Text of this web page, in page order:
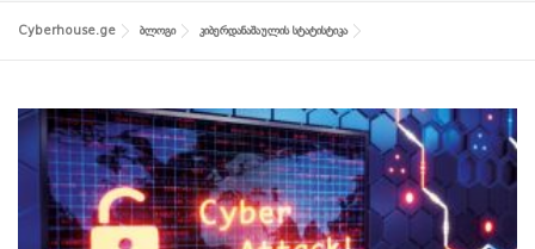
Cyberhouse.ge ბლოგი კიბერდანაშაულის სტატისტიკა